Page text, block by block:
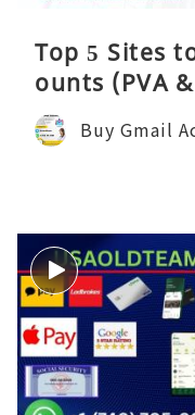
Top 5 Sites
ounts (PVA
Buy Gmail